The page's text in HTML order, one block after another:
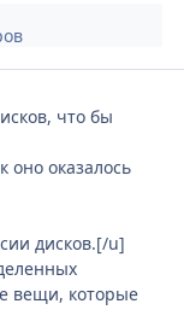
что бы
оно оказалось
дисков.[/u]
вещи, которые